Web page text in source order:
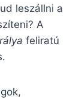
leszállni a
A
feliratú